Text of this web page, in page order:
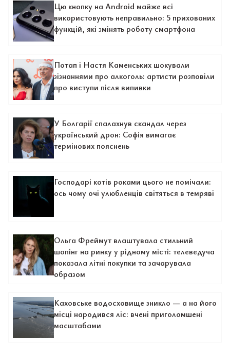
Цю кнопку на Android майже всі
використовують неправильно: 5 прихованих
функцій, які змінять роботу смартфона
Потап і Настя Каменських шокували
зізнаннями про алкоголь: артисти розповіли
про виступи після випивки
У Болгарії спалахнув скандал через
український дрон: Софія вимагає
термінових пояснень
Господарі котів роками цього не помічали:
ось чому очі улюбленців світяться в темряві
Ольга Фреймут влаштувала стильний
шопінг на ринку у рідному місті: телеведуча
показала літні покупки та зачарувала
образом
Каховське водосховище зникло — а на його
місці народився ліс: вчені приголомшені
масштабами